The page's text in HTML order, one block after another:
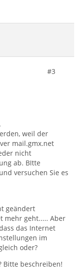
#3
weil der
mail.gmx.net
nicht
ab. BItte
versuchen Sie es
geändert
mehr geht..... Aber
das Internet
im
oder?
Bitte beschreiben!